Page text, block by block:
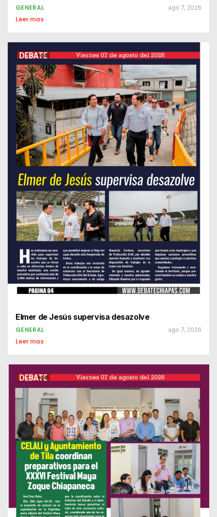
GENERAL ago 7, 2026
Leer mas
Elmer de Jesús supervisa desazolve
GENERAL ago 7, 2026
Leer mas